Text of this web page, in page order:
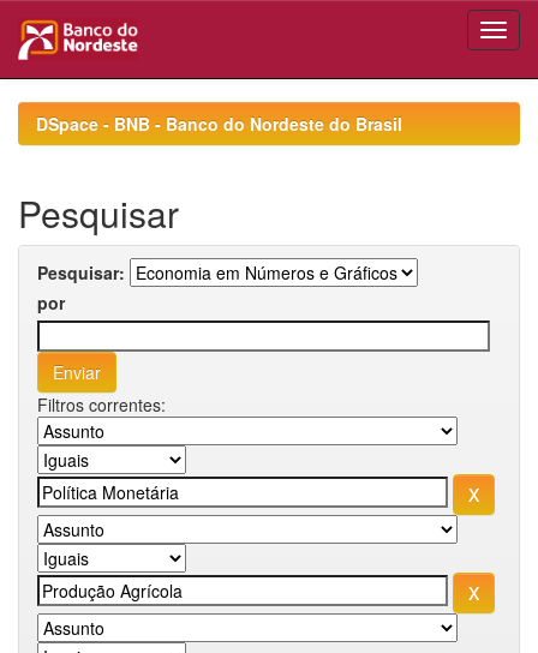
navigationDSpace - BNB - Banco do Nordeste do Brasil
Pesquisar
Pesquisar:
por
Filtros correntes: